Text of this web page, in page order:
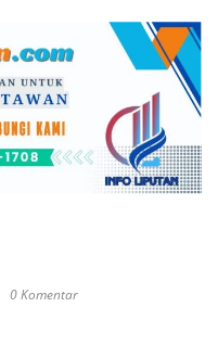
0 Komentar